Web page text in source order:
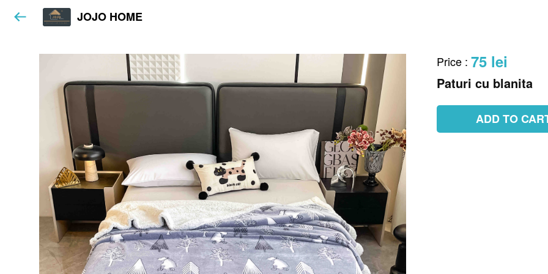
JOJO HOME
Price : 75 lei
Paturi cu blanita
ADD TO